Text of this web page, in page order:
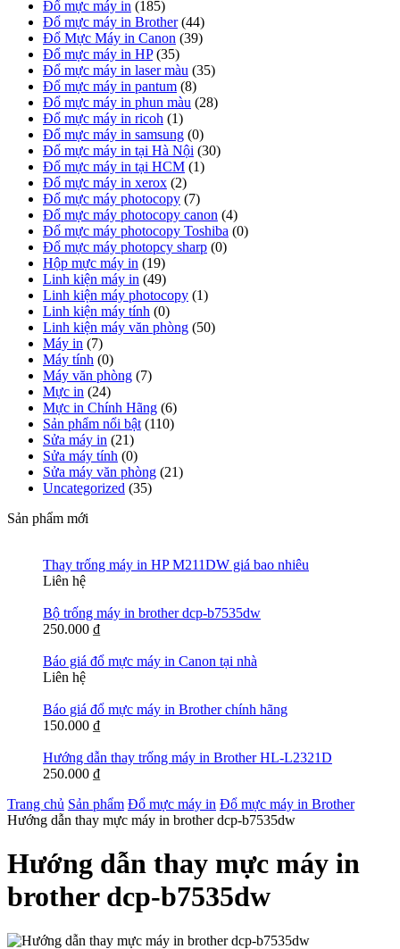
Đổ mực máy in (185)
Đổ mực máy in Brother (44)
Đổ Mực Máy in Canon (39)
Đổ mực máy in HP (35)
Đổ mực máy in laser màu (35)
Đổ mực máy in pantum (8)
Đổ mực máy in phun màu (28)
Đổ mực máy in ricoh (1)
Đổ mực máy in samsung (0)
Đổ mực máy in tại Hà Nội (30)
Đổ mực máy in tại HCM (1)
Đổ mực máy in xerox (2)
Đổ mực máy photocopy (7)
Đổ mực máy photocopy canon (4)
Đổ mực máy photocopy Toshiba (0)
Đổ mực máy photopcy sharp (0)
Hộp mực máy in (19)
Linh kiện máy in (49)
Linh kiện máy photocopy (1)
Linh kiện máy tính (0)
Linh kiện máy văn phòng (50)
Máy in (7)
Máy tính (0)
Máy văn phòng (7)
Mực in (24)
Mực in Chính Hãng (6)
Sản phẩm nổi bật (110)
Sửa máy in (21)
Sửa máy tính (0)
Sửa máy văn phòng (21)
Uncategorized (35)
Sản phẩm mới
Thay trống máy in HP M211DW giá bao nhiêu
Liên hệ
Bộ trống máy in brother dcp-b7535dw
250.000 ₫
Báo giá đổ mực máy in Canon tại nhà
Liên hệ
Báo giá đổ mực máy in Brother chính hãng
150.000 ₫
Hướng dẫn thay trống máy in Brother HL-L2321D
250.000 ₫
Trang chủ Sản phẩm Đổ mực máy in Đổ mực máy in Brother
Hướng dẫn thay mực máy in brother dcp-b7535dw
Hướng dẫn thay mực máy in
brother dcp-b7535dw